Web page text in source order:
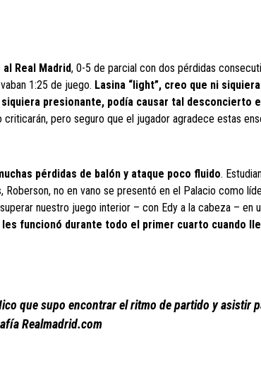
Real Madrid, 0-5 de parcial con dos pérdidas
1:25 de juego. Lasina “light”, creo que ni
presionante, podía causar tal desconcierto
pero seguro que el jugador agradece estas
pérdidas de balón y ataque poco fluido.
no en vano se presentó en el Palacio como
nuestro juego interior – con Edy a la cabeza – en
funcionó durante todo el primer cuarto cuando
que supo encontrar el ritmo de partido y asistir
Realmadrid.com